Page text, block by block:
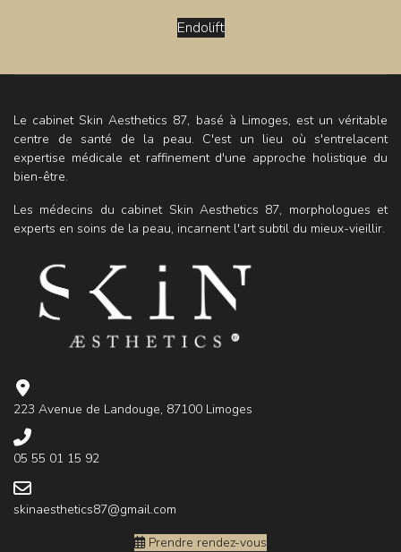
Endolift
Le cabinet Skin Aesthetics 87, basé à Limoges, est un véritable
centre de santé de la peau. C'est un lieu où s'entrelacent
expertise médicale et raffinement d'une approche holistique du
bien-être.
Les médecins du cabinet Skin Aesthetics 87, morphologues et
experts en soins de la peau, incarnent l'art subtil du mieux-vieillir.
223 Avenue de Landouge, 87100 Limoges
05 55 01 15 92
skinaesthetics87@gmail.com
Prendre rendez-vous